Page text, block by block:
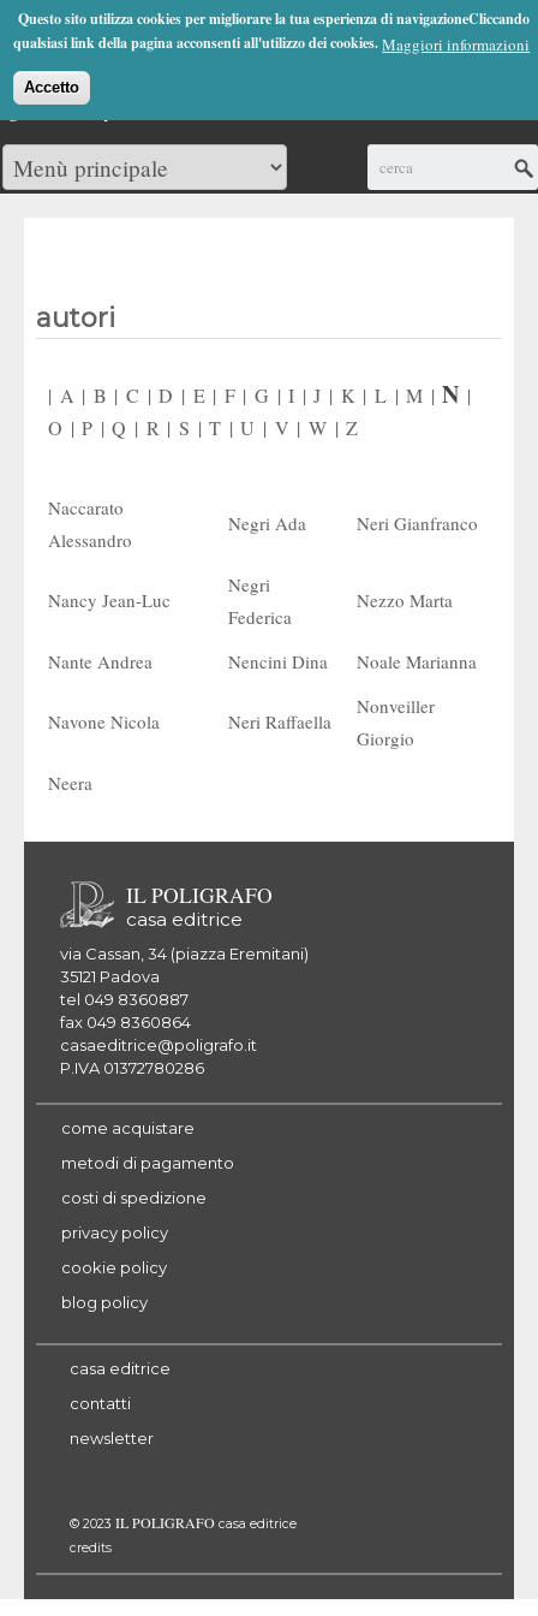
Questo sito utilizza cookies per migliorare la tua esperienza di navigazioneCliccando
qualsiasi link della pagina acconsenti all'utilizzo dei cookies.Maggiori informazioni
Accetto
Jump to Navigation
(0)
autori
| A | B |C |D | E | F |G |I |J | K | L |M |N |
O |P |Q | R | S |T |U | V | W |Z
Naccarato
Alessandro
Negri Ada Neri Gianfranco
Nancy Jean-Luc
Negri
Federica
Nezzo Marta
Nante Andrea Nencini Dina Noale Marianna
Navone Nicola Neri Raffaella
Nonveiller
Giorgio
Neera
IL POLIGRAFO
casa editrice
via Cassan, 34 (piazza Eremitani)
35121 Padova
tel 049 8360887
fax 049 8360864
casaeditrice@poligrafo.it
P.IVA 01372780286
come acquistare
metodi di pagamento
costi di spedizione
privacy policy
cookie policy
blog policy
casa editrice
contatti
newsletter
© 2023 IL POLIGRAFO casa editrice
credits